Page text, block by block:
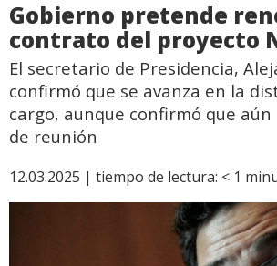
Gobierno pretende
contrato del proyecto
El secretario de Presidencia,
confirmó que se avanza en la
cargo, aunque confirmó que aún
de reunión
12.03.2025 | tiempo de lectura: < 1